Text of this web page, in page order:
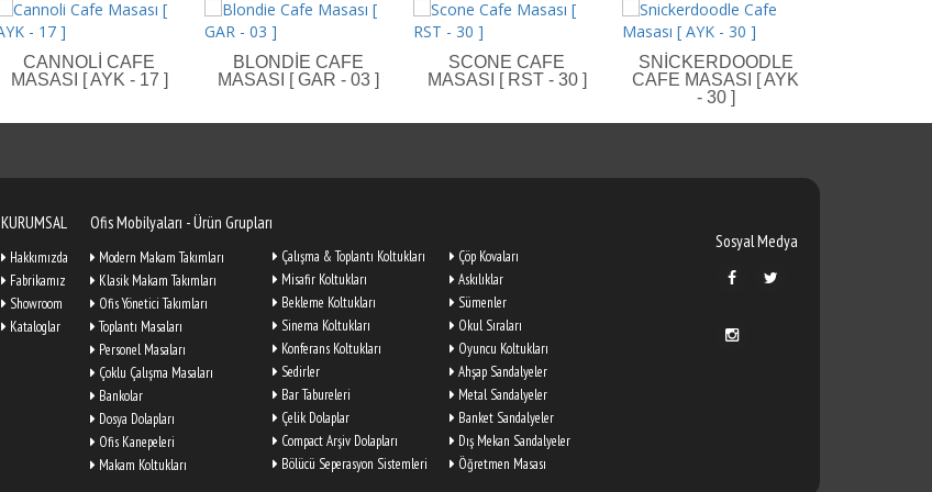
CANNOLI CAFE
MASASI [ AYK - 17 ]
BLONDIE CAFE
MASASI [ GAR - 03 ]
SCONE CAFE
MASASI [ RST - 30 ]
SNICKERDOODLE
CAFE MASASI [ AYK
- 30 ]
KURUMSAL
Hakkımızda
Fabrikamız
Showroom
Kataloglar
Ofis Mobilyaları - Ürün Grupları
Modern Makam Takımları
Klasik Makam Takımları
Ofis Yönetici Takımları
Toplantı Masaları
Personel Masaları
Çoklu Çalışma Masaları
Bankolar
Dosya Dolapları
Ofis Kanepeleri
Makam Koltukları
Çalışma & Toplantı Koltukları
Misafir Koltukları
Bekleme Koltukları
Sinema Koltukları
Konferans Koltukları
Sedirler
Bar Tabureleri
Çelik Dolaplar
Compact Arşiv Dolapları
Bölücü Seperasyon Sistemleri
Çöp Kovaları
Askılıklar
Sümenler
Okul Sıraları
Oyuncu Koltukları
Ahşap Sandalyeler
Metal Sandalyeler
Banket Sandalyeler
Dış Mekan Sandalyeler
Öğretmen Masası
Sosyal Medya